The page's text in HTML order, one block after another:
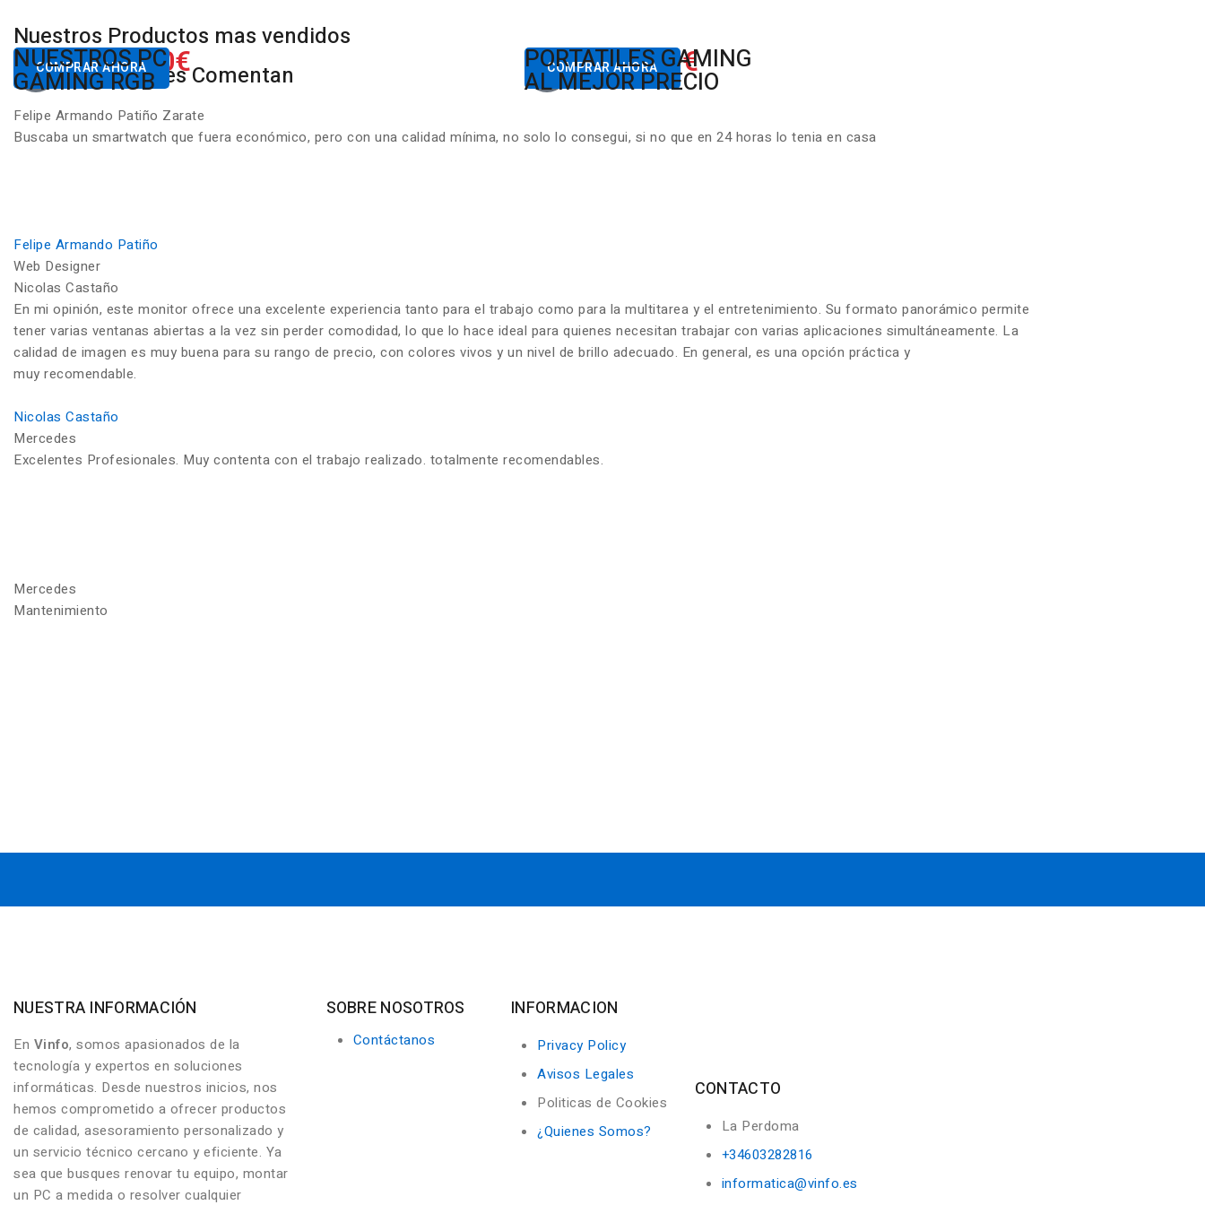
Nuestros Productos mas vendidos
Desde650.00€
COMPRAR AHORA
NUESTROS PC
GAMING RGB
Desde822.00€
COMPRAR AHORA
PORTATILES GAMING
AL MEJOR PRECIO
Nuestros Clientes Comentan
Felipe Armando Patiño Zarate
Buscaba un smartwatch que fuera económico, pero con una calidad mínima, no solo lo consegui, si no que en 24 horas lo tenia en casa
Felipe Armando Patiño
Web Designer
Nicolas Castaño
En mi opinión, este monitor ofrece una excelente experiencia tanto para el trabajo como para la multitarea y el entretenimiento. Su formato panorámico permite
tener varias ventanas abiertas a la vez sin perder comodidad, lo que lo hace ideal para quienes necesitan trabajar con varias aplicaciones simultáneamente. La
calidad de imagen es muy buena para su rango de precio, con colores vivos y un nivel de brillo adecuado. En general, es una opción práctica y
muy recomendable.
Nicolas Castaño
Mercedes
Excelentes Profesionales. Muy contenta con el trabajo realizado. totalmente recomendables.
Mercedes
Mantenimiento
NUESTRA INFORMACIÓN
En Vinfo, somos apasionados de la
tecnología y expertos en soluciones
informáticas. Desde nuestros inicios, nos
hemos comprometido a ofrecer productos
de calidad, asesoramiento personalizado y
un servicio técnico cercano y eficiente. Ya
sea que busques renovar tu equipo, montar
un PC a medida o resolver cualquier
SOBRE NOSOTROS
Contáctanos
INFORMACION
Privacy Policy
Avisos Legales
Politicas de Cookies
¿Quienes Somos?
CONTACTO
La Perdoma
+34603282816
informatica@vinfo.es